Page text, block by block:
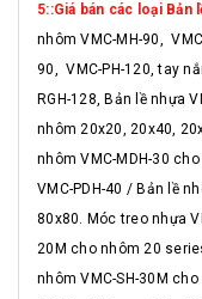
5::Giá bán các loại
nhôm VMC-MH-90,
90, VMC-PH-120, tay
RGH-128, Bản lề nhựa
nhôm 20x20, 20x40,
nhôm VMC-MDH-30
VMC-PDH-40 / Bản lề
80x80. Móc treo nhựa
20M cho nhôm 20
nhôm VMC-SH-30M